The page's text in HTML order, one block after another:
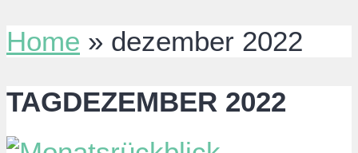
Home » dezember 2022
TAGDEZEMBER 2022